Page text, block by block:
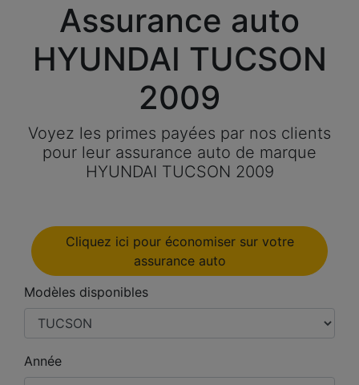
Assurance auto
HYUNDAI TUCSON
2009
Voyez les primes payées par nos clients
pour leur assurance auto de marque
HYUNDAI TUCSON 2009
Cliquez ici pour économiser sur votre
assurance auto
Modèles disponibles
Année